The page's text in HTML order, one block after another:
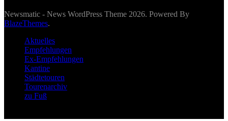
Newsmatic - News WordPress Theme 2026. Powered By
BlazeThemes.
Aktuelles
Empfehlungen
Ex-Empfehlungen
Kantine
Städtetouren
Tourenarchiv
zu Fuß